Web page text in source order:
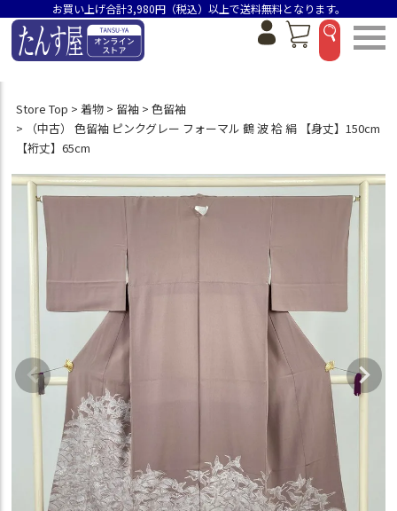
お買い上げ合計3,980円（税込）以上で送料無料となります。
Store Top 着物 留袖
色留袖
（中古） 色留袖 ピンクグレー フォーマル 鶴 波 袷 絹 【身丈】150cm
【裄丈】65cm